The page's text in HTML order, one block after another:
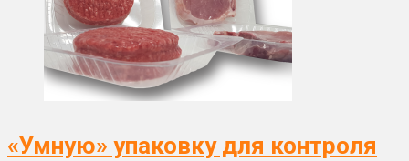
«Умную» упаковку для контроля